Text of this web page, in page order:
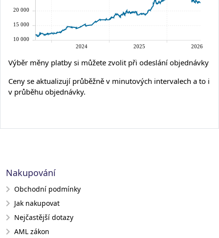
Výběr měny platby si můžete zvolit při odeslání objednávky
Ceny se aktualizují průběžně v minutových intervalech a to i
v průběhu objednávky.
Nakupování
Obchodní podmínky
Jak nakupovat
Nejčastější dotazy
AML zákon